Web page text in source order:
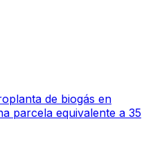
de biogás en
parcela equivalente a 35